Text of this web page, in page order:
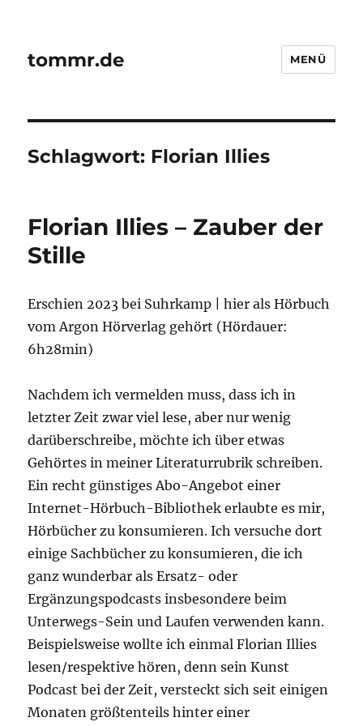
tommr.de MENÜ
Schlagwort: Florian Illies
Florian Illies – Zauber der
Stille
Erschien 2023 bei Suhrkamp | hier als Hörbuch
vom Argon Hörverlag gehört (Hördauer:
6h28min)
Nachdem ich vermelden muss, dass ich in
letzter Zeit zwar viel lese, aber nur wenig
darüberschreibe, möchte ich über etwas
Gehörtes in meiner Literaturrubrik schreiben.
Ein recht günstiges Abo-Angebot einer
Internet-Hörbuch-Bibliothek erlaubte es mir,
Hörbücher zu konsumieren. Ich versuche dort
einige Sachbücher zu konsumieren, die ich
ganz wunderbar als Ersatz- oder
Ergänzungspodcasts insbesondere beim
Unterwegs-Sein und Laufen verwenden kann.
Beispielsweise wollte ich einmal Florian Illies
lesen/respektive hören, denn sein Kunst
Podcast bei der Zeit, versteckt sich seit einigen
Monaten größtenteils hinter einer